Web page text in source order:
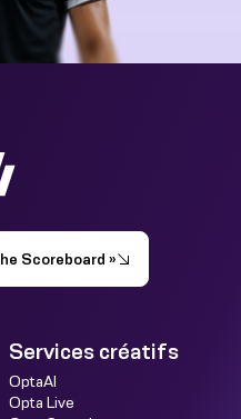
Scoreboard »
Services créatifs
OptaAI
Opta Live